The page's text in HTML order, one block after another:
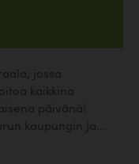
jossa
kaikkina
päivänä!
kaupungin ja...